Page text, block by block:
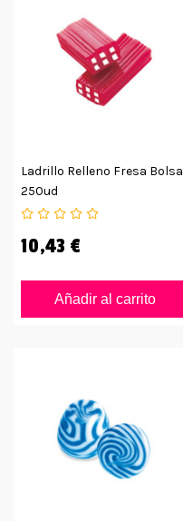
Ladrillo Relleno Fresa Bolsa
250ud
10,43 €
Añadir al carrito